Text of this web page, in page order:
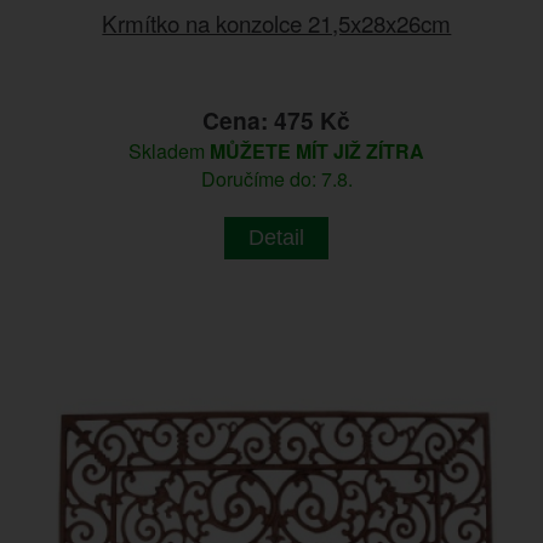
Krmítko na konzolce 21,5x28x26cm
Cena: 475 Kč
Skladem MŮŽETE MÍT JIŽ ZÍTRA
Doručíme do: 7.8.
Detail